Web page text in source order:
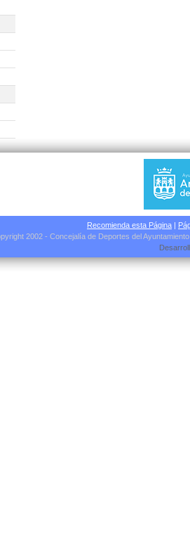
Recomienda esta Página |
2002 - Concejalía de Deportes del